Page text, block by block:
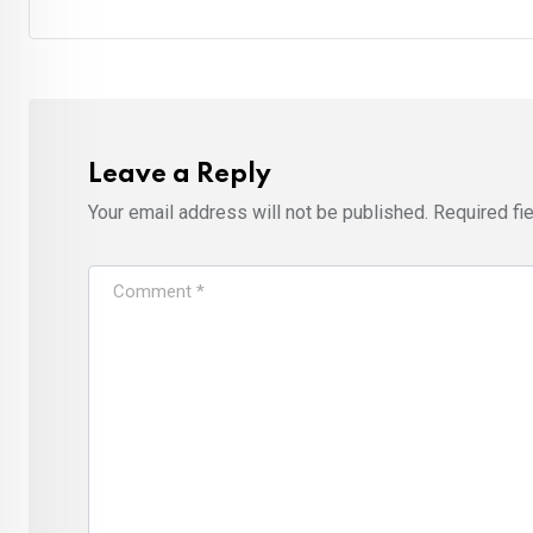
Leave a Reply
Your email address will not be published. Required